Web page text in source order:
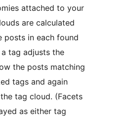
attached to your
are calculated
posts in each found
tag adjusts the
the posts matching
tags and again
tag cloud. (Facets
as either tag